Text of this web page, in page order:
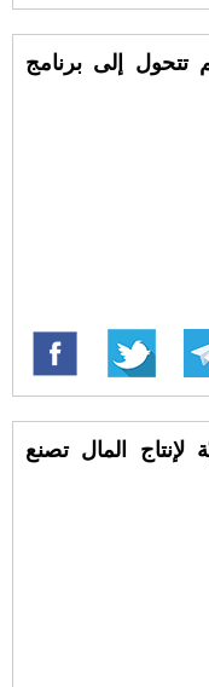
تتحول إلى برنامج
لإنتاج المال تصنع